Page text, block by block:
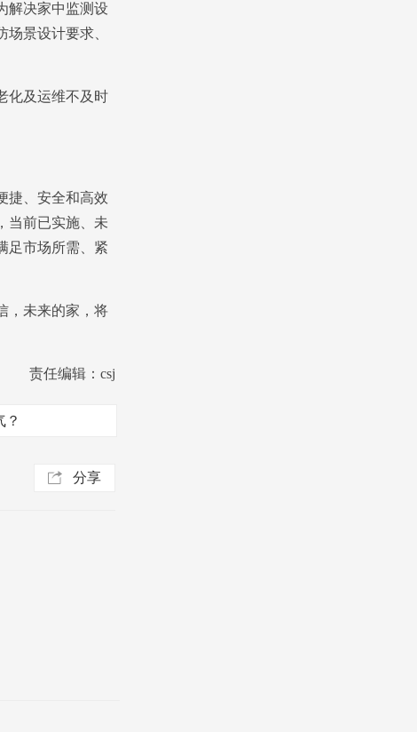
解决家中监测设
景设计要求、
化及运维不及时
、安全和高效
当前已实施、未
足市场所需、紧
，未来的家，将
责任编辑：csj
？
分享